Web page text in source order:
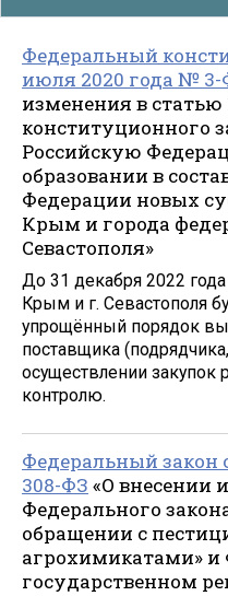
Федеральный
июля 2020 года №
изменения в статью
конституционного
Российскую
образовании в
Федерации новых
Крым и города
Севастополя»
До 31 декабря 2022
Крым и г. Севастополя
упрощённый порядок
поставщика
осуществлении закупок
контролю.
Федеральный закон
308-ФЗ «О внесении
Федерального
обращении с
агрохимикатами» и
государственном